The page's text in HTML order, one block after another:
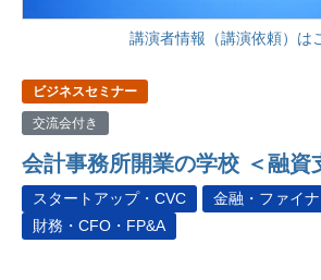
講演者情報（講演依頼）は
ビジネスセミナー
交流会付き
会計事務所開業の学校 ＜融資
スタートアップ・CVC
金融・ファイ
財務・CFO・FP&A